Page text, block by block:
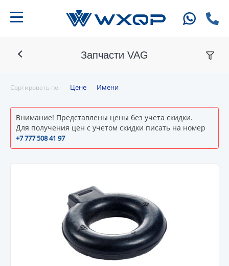
Запчасти VAG
Сортировать по: Цене Имени
Внимание! Представлены цены без учета скидки.
Для получения цен с учетом скидки писать на номер
+7 777 508 41 97